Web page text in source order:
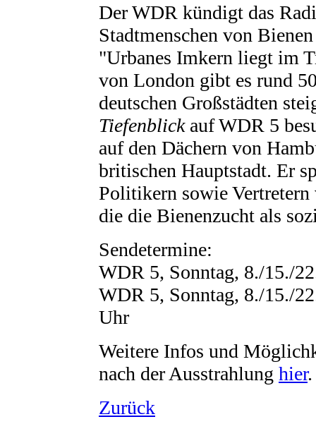
Der WDR kündigt das
Stadtmenschen von
"Urbanes Imkern liegt im
von London gibt es rund
deutschen Großstädten
Tiefenblickauf WDR 5
auf den Dächern von
britischen Hauptstadt. Er
Politikern sowie
die die Bienenzucht als
Sendetermine:
WDR 5, Sonntag, 8./15./
WDR 5, Sonntag, 8./15./
Uhr
Weitere Infos und
nach der Ausstrahlung hier.
Zurück